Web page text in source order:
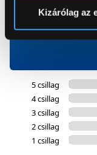
okat használ,
szolgáltatásaink
használatával Ön
További
Kizárólag az
5 csillag
4 csillag
3 csillag
2 csillag
1 csillag